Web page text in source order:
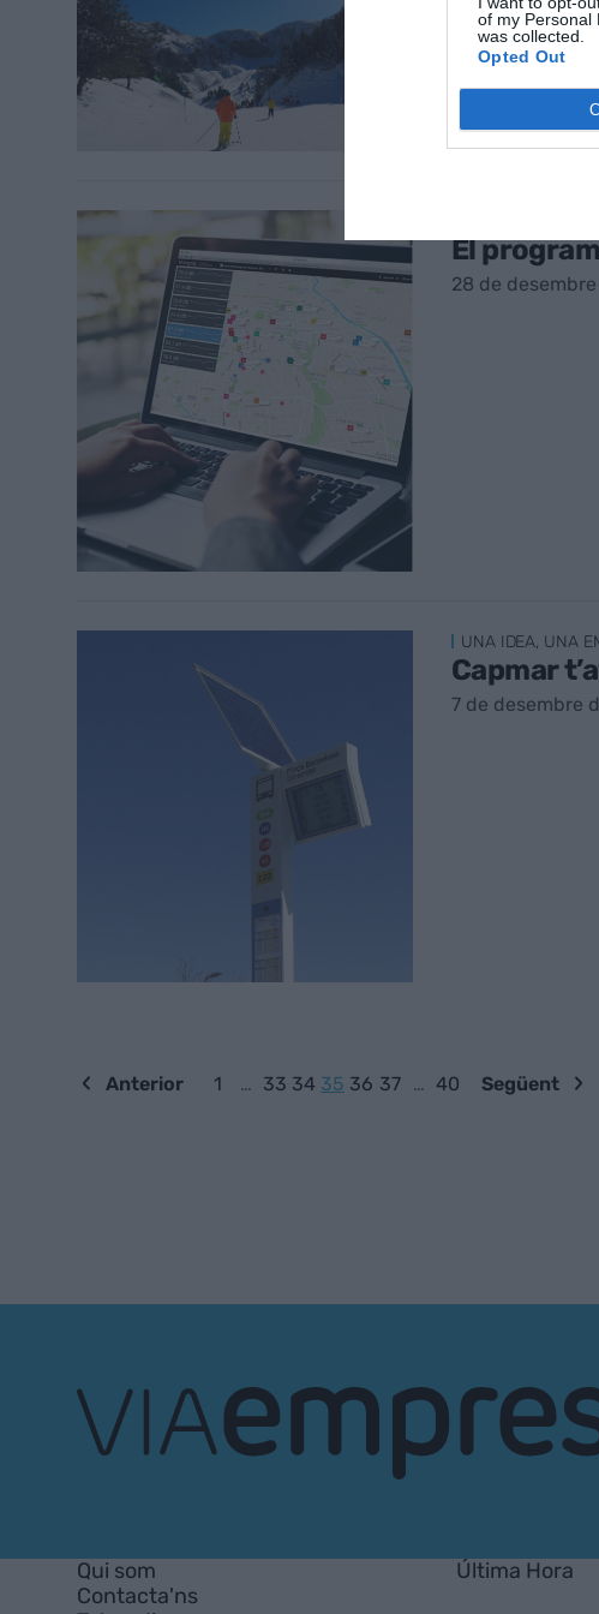
of my Personal
was collected.
Opted Out
El
28 de desembre
UNA IDEA, UNA
Capmar
7 de desembre
Anterior 1 … 33 34 35 36 37 … 40 Següent
Qui som
Contacta'ns
Última Hora